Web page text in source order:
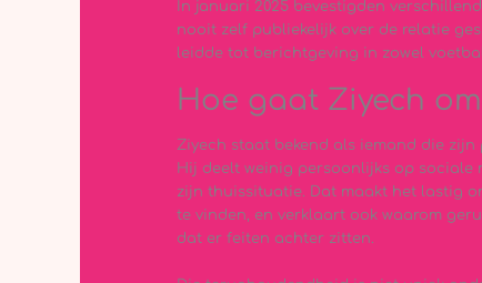
In januari 2025 bevestigden
nooit zelf publiekelijk over de relatie
leidde tot berichtgeving in zowel
Hoe gaat Ziyech
Ziyech staat bekend als iemand die
Hij deelt weinig persoonlijks op sociale
zijn thuissituatie. Dat maakt het lastig
te vinden, en verklaart ook waarom
dat er feiten achter zitten.